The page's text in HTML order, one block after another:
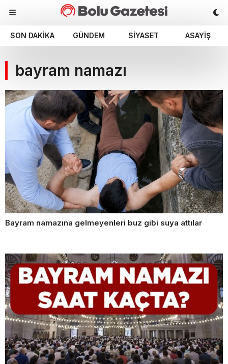
SON DAKIKA GÜNDEM SIYASET ASAYIŞ
bayram namazı
Bayram namazına gelmeyenleri buz gibi suya attılar